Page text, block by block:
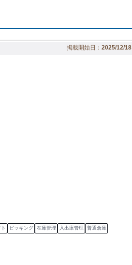
掲載開始日： 2025/12/18
ピッキング 在庫管理 入出庫管理
普通倉庫